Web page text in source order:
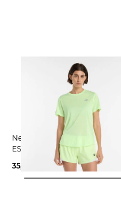
New Balance | Damen Laufshirt RC
ESSENTIAL
35,99 €
45,00 €